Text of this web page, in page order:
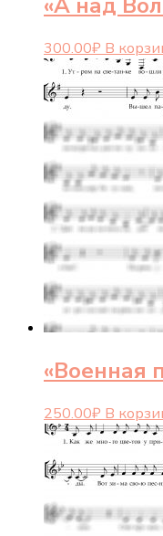
«А над
300.00₽ В
«Военная
250.00₽ В